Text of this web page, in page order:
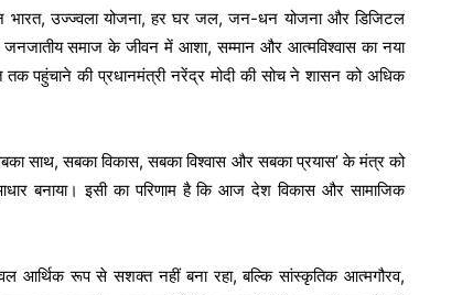
भारत, उज्ज्वला योजना, हर घर जल, जन-धन योजना और डिजिटल
जनजातीय समाज के जीवन में आशा, सम्मान और आत्मविश्वास का नया
तक पहुंचाने की प्रधानमंत्री नरेंद्र मोदी की सोच ने शासन को अधिक
साथ, सबका विकास, सबका विश्वास और सबका प्रयास’ के मंत्र को
बनाया। इसी का परिणाम है कि आज देश विकास और सामाजिक
आर्थिक रूप से सशक्त नहीं बना रहा, बल्कि सांस्कृतिक आत्मगौरव,